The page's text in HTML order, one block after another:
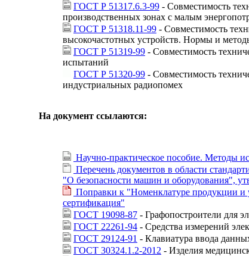
ГОСТ Р 51317.6.3-99 - Совместимость
производственных зонах с малым
ГОСТ Р 51318.11-99 - Совместимость
высокочастотных устройств. Нормы и
ГОСТ Р 51319-99 - Совместимость
испытаний
ГОСТ Р 51320-99 - Совместимость
индустриальных радиопомех
На документ ссылаются:
Научно-практическое пособие. Методы
Перечень документов в области
"О безопасности машин и оборудования",
Поправки к "Номенклатуре продукции и
сертификация"
ГОСТ 19098-87 - Графопостроители для
ГОСТ 22261-94 - Средства измерений
ГОСТ 29124-91 - Клавиатура ввода
ГОСТ 30324.1.2-2012 - Изделия